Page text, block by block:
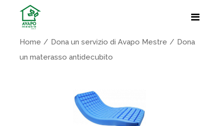
Home Dona un servizio di Avapo Mestre
Dona
un materasso antidecubito